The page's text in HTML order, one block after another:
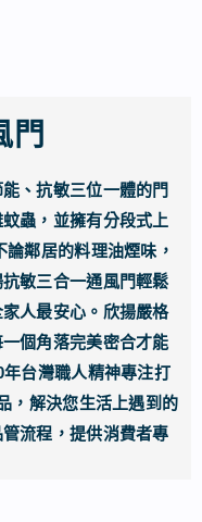
門
、抗敏三位一體的門
蟲，並擁有分段式上
鄰居的料理油煙味，
敏三合一通風門輕鬆
人最安心。欣揚嚴格
個角落完美密合才能
台灣職人精神專注打
，解決您生活上遇到的
流程，提供消費者專